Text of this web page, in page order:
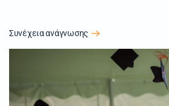
Συνέχεια ανάγνωσης